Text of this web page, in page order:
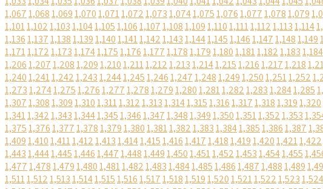
1,0671,0681,0691,0701,0711,0721,0731,0741,0751,0761,0771,0781,079
1,1011,1021,1031,1041,1051,1061,1071,1081,1091,1101,1111,1121,1131,114
1,1361,1371,1381,1391,1401,1411,1421,1431,1441,1451,1461,1471,1481,149
1,1711,1721,1731,1741,1751,1761,1771,1781,1791,1801,1811,1821,1831,184
1,2061,2071,2081,2091,2101,2111,2121,2131,2141,2151,2161,2171,218
1,2401,2411,2421,2431,2441,2451,2461,2471,2481,2491,2501,2511,252
1,2731,2741,2751,2761,2771,2781,2791,2801,2811,2821,2831,2841,285
1,3071,3081,3091,3101,3111,3121,3131,3141,3151,3161,3171,3181,3191,320
1,3411,3421,3431,3441,3451,3461,3471,3481,3491,3501,3511,3521,353
1,3751,3761,3771,3781,3791,3801,3811,3821,3831,3841,3851,3861,387
1,4091,4101,4111,4121,4131,4141,4151,4161,4171,4181,4191,4201,4211,422
1,4431,4441,4451,4461,4471,4481,4491,4501,4511,4521,4531,4541,455
1,4771,4781,4791,4801,4811,4821,4831,4841,4851,4861,4871,4881,489
1,5111,5121,5131,5141,5151,5161,5171,5181,5191,5201,5211,5221,5231,524